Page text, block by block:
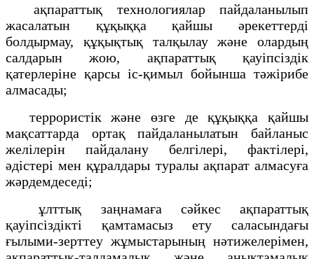
ақпараттық технологиялар пайдаланылып
жасалатын құқыққа қайшы әрекеттерді
болдырмау, құқықтық талқылау және олардың
салдарын жою, ақпараттық қауіпсіздік
қатерлеріне қарсы іс-қимыл бойынша тәжірибе
алмасады;
террористік және өзге де құқыққа қайшы
мақсаттарда ортақ пайдаланылатын байланыс
желілерін пайдалану белгілері, фактілері,
әдістері мен құралдары туралы ақпарат алмасуға
жәрдемдеседі;
ұлттық заңнамаға сәйкес ақпараттық
қауіпсіздікті қамтамасыз ету саласындағы
ғылыми-зерттеу жұмыстарының нәтижелерімен,